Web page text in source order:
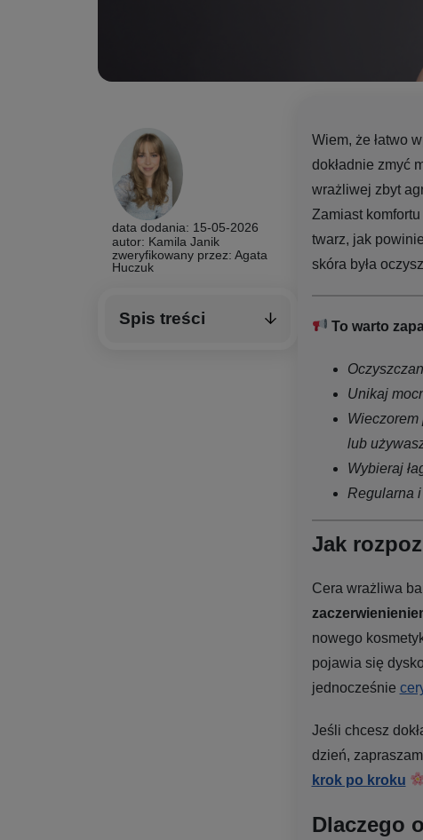
data dodania: 15-05-2026
autor: Kamila Janik
zweryfikowany przez: Agata
Huczuk
Spis treści
Wiem, że łatwo
dokładnie zmyć
wrażliwej zbyt
Zamiast
twarz, jak
skóra była
To warto
Unikaj
lub
Wybieraj
Regularna
Jak
Cera wrażliwa
nowego
pojawia się
jednocześnie
Jeśli chcesz
dzień,
krok po kroku
Dlaczego